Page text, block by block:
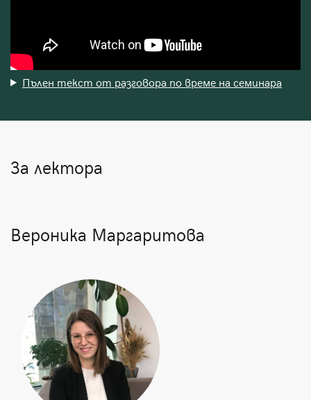
Пълен текст от разговора по време на семинара
За лектора
Вероника Маргаритова